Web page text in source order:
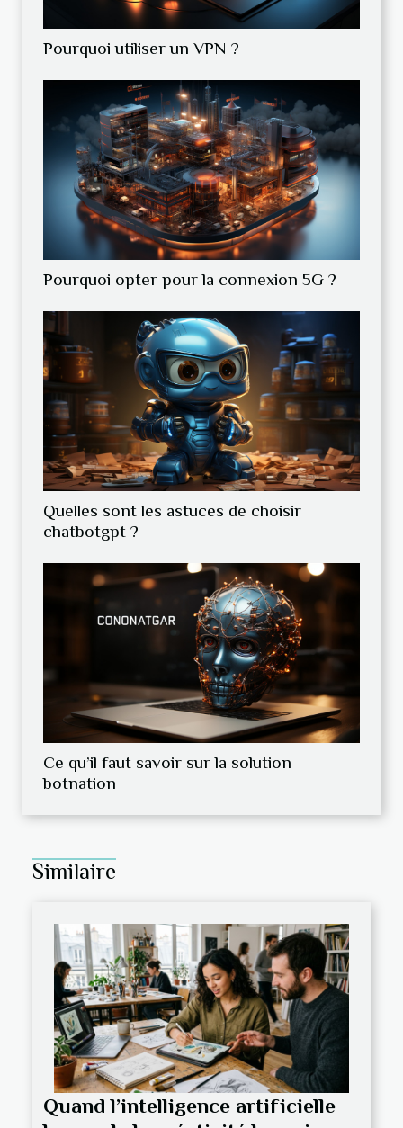
Pourquoi utiliser un VPN ?
Pourquoi opter pour la connexion 5G ?
Quelles sont les astuces de choisir
chatbotgpt ?
Ce qu’il faut savoir sur la solution
botnation
Similaire
Quand l’intelligence artificielle